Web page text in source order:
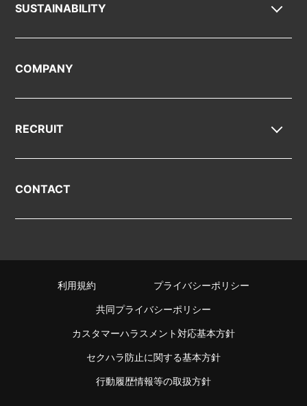
SUSTAINABILITY
COMPANY
RECRUIT
CONTACT
利用規約 プライバシーポリシー
共同プライバシーポリシー
カスタマーハラスメント対応基本方針
セクハラ防止に関する基本方針
行動履歴情報等の取扱方針